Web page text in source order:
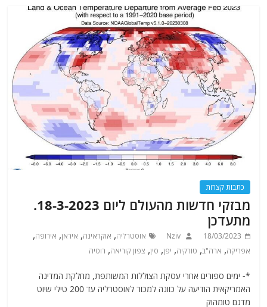
כתבות קצרות
מבזקי חדשות מהעולם ליום 18-3-2023.
מתעדכן
18/03/2023
Nziv אוסטרליה, אוקראינה, איראן, אירופה,
אפריקה, ארה"ב, טורקיה, יפן, סין, צפון קוריאה, רוסיה
*- ימים ספורים אחרי עסקת הצוללות המשותפת, מחלקת המדינה
האמריקאית הודיעה על כוונה למכור לאוסטרליה עד 200 טילי שיוט
מדגם טומהוק